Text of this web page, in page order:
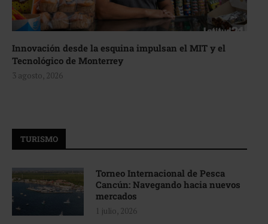
Innovación desde la esquina impulsan el MIT y el
Tecnológico de Monterrey
3 agosto, 2026
TURISMO
Torneo Internacional de Pesca
Cancún: Navegando hacia nuevos
mercados
1 julio, 2026